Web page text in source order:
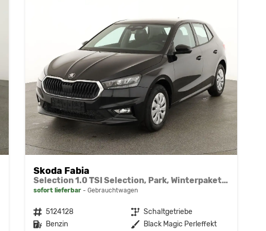
Skoda Fabia
Selection 1.0 TSI Selection, Park, Winterpaket, SmartLink, 4 J.-Garantie
sofort lieferbar Gebrauchtwagen
Fahrzeugnr. 5124128 Getriebe Schaltgetriebe
Kraftstoff Benzin Außenfarbe Black Magic Perleffekt